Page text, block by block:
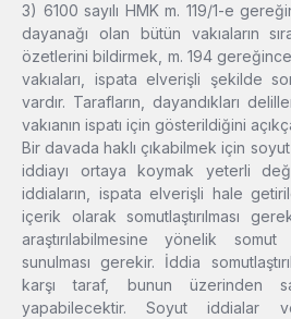
3) 6100 sayılı HMK m. 119/1-e
dayanağı olan bütün vakıaların
özetlerini bildirmek, m. 194
vakıaları, ispata elverişli şekilde
vardır. Tarafların, dayandıkları
vakıanın ispatı için gösterildiğini
Bir davada haklı çıkabilmek için
iddiayı ortaya koymak yeterli
iddiaların, ispata elverişli hale
içerik olarak somutlaştırılması
araştırılabilmesine yönelik
sunulması gerekir. İddia
karşı taraf, bunun üzerinden
yapabilecektir. Soyut iddialar